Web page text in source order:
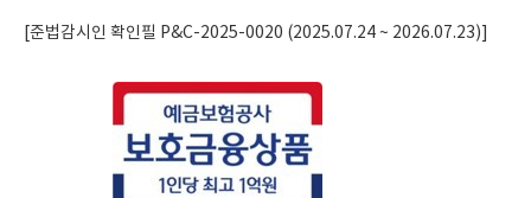
[준법감시인 확인필 P&C-2025-0020 (2025.07.24 ~ 2026.07.23)]